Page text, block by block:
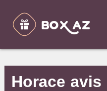
content
Horace